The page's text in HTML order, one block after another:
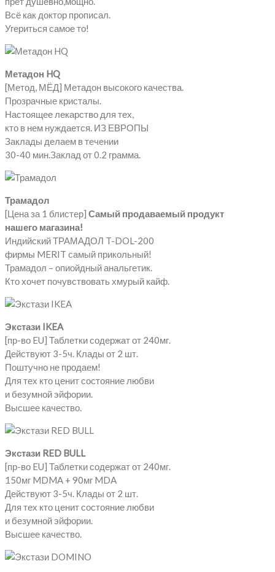
Всё как доктор прописал.
Угериться самое то!
Метадон HQ
[Метод, МЁД] Метадон высокого качества.
Прозрачные кристалы.
Настоящее лекарство для тех,
кто в нем нуждается. ИЗ ЕВРОПЫ
Заклады делаем в течении
30-40 мин.Заклад от 0.2 грамма.
Трамадол
[Цена за 1 блистер] Самый продаваемый продукт
нашего магазина!
Индийский ТРАМАДОЛ T-DOL-200
фирмы MERIT самый прикольный!
Трамадол – опиойдный анальгетик.
Кто хочет почувствовать хмурый кайф.
Экстази IKEA
[пр-во EU] Таблетки содержат от 240мг.
Действуют 3-5ч. Клады от 2 шт.
Поштучно не продаем!
Для тех кто ценит состояние любви
и безумной эйфории.
Высшее качество.
Экстази RED BULL
[пр-во EU] Таблетки содержат от 240мг.
150мг MDMA + 90мг MDA
Действуют 3-5ч. Клады от 2 шт.
Для тех кто ценит состояние любви
и безумной эйфории.
Высшее качество.